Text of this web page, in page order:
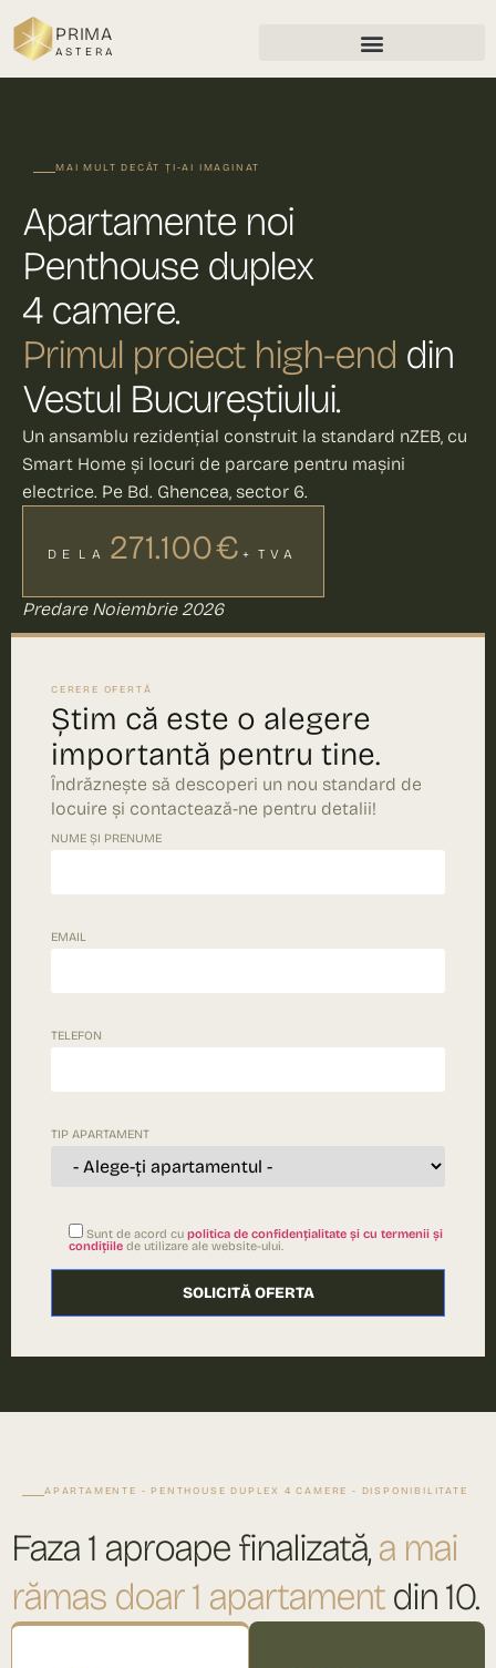
PRIMA
ASTERA
MAI MULT DECÂT ȚI-AI IMAGINAT
Apartamente noi
Penthouse duplex
4 camere.
Primul proiect high-end din
Vestul Bucureștiului.
Un ansamblu rezidențial construit la standard nZEB, cu
Smart Home și locuri de parcare pentru mașini
electrice. Pe Bd. Ghencea, sector 6.
DE LA 271.100 € + TVA
Predare Noiembrie 2026
CERERE OFERTĂ
Știm că este o alegere
importantă pentru tine.
Îndrăznește să descoperi un nou standard de
locuire și contactează-ne pentru detalii!
NUME ȘI PRENUME
EMAIL
TELEFON
TIP APARTAMENT
Sunt de acord cu politica de confidențialitate și cu termenii și
condițiile de utilizare ale website-ului.
Please
APARTAMENTE - PENTHOUSE DUPLEX 4 CAMERE - DISPONIBILITATE
Faza 1 aproape finalizată,a mai
rămas doar 1 apartamentdin 10.